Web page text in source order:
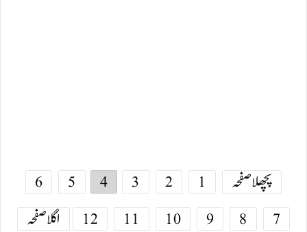
پچھلا صفحہ 1
2
3
4
5
6
7
8
9
10
11
12 اگلا صفحہ